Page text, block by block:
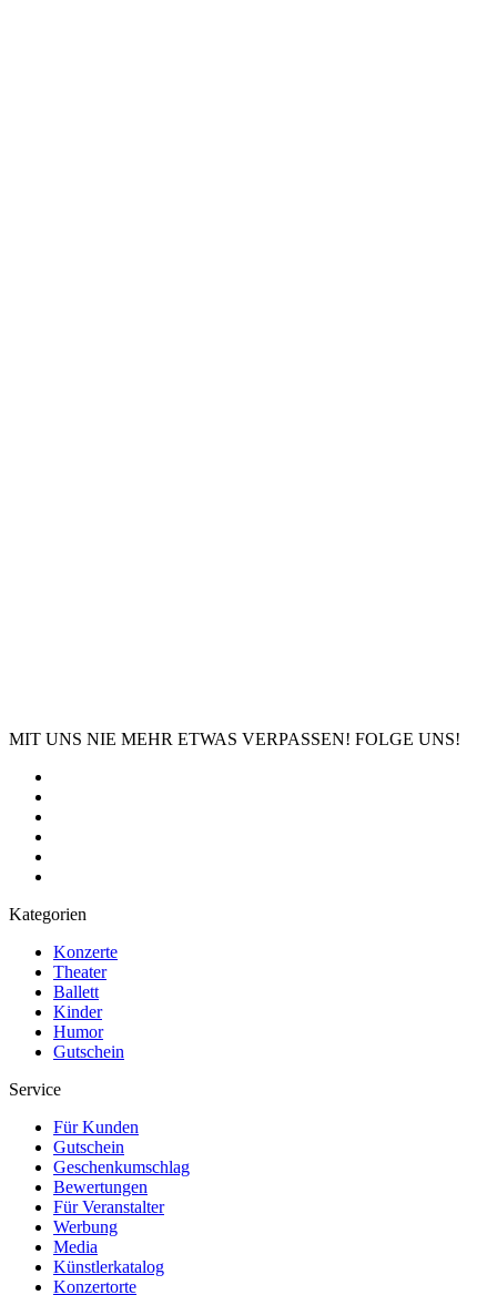
MIT UNS NIE MEHR ETWAS VERPASSEN! FOLGE UNS!
Kategorien
Konzerte
Theater
Ballett
Kinder
Humor
Gutschein
Service
Für Kunden
Gutschein
Geschenkumschlag
Bewertungen
Für Veranstalter
Werbung
Media
Künstlerkatalog
Konzertorte